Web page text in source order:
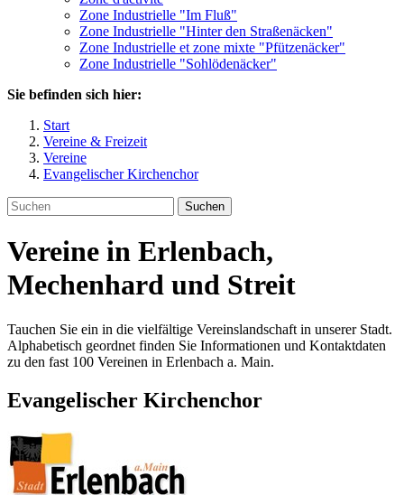
Zone Industrielle "Im Fluß"
Zone Industrielle "Hinter den Straßenäcken"
Zone Industrielle et zone mixte "Pfützenäcker"
Zone Industrielle "Sohlödenäcker"
Sie befinden sich hier:
Start
Vereine & Freizeit
Vereine
Evangelischer Kirchenchor
Suchen
Vereine in Erlenbach,
Mechenhard und Streit
Tauchen Sie ein in die vielfältige Vereinslandschaft in unserer Stadt.
Alphabetisch geordnet finden Sie Informationen und Kontaktdaten
zu den fast 100 Vereinen in Erlenbach a. Main.
Evangelischer Kirchenchor